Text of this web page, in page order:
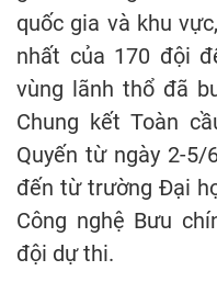
quốc gia và khu
nhất của 170 đội
vùng lãnh thổ đã
Chung kết Toàn
Quyến từ ngày 2-
đến từ trường Đại
Công nghệ Bưu
đội dự thi.